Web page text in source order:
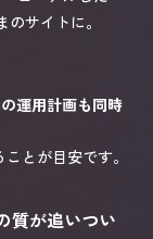
サイトに。
運用計画も同時
とが目安です。
質が追いつい